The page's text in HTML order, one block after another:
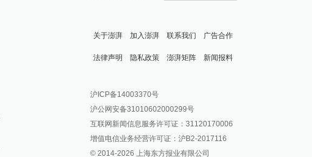
关于澎湃 加入澎湃 联系我们 广告合作
法律声明 隐私政策 澎湃矩阵
澎湃新闻公众号
澎湃新闻抖音号
派生万物开放平台
IP SHANGHAI
新闻报料
报料邮箱: news@thepaper.cn
沪ICP备14003370号
沪公网安备31010602000299号
互联网新闻信息服务许可证：31120170006
增值电信业务经营许可证：沪B2-2017116
© 2014-2026 上海东方报业有限公司